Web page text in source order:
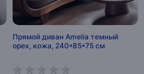
Прямой диван Amelia темный
орех, кожа, 240*85*75 см